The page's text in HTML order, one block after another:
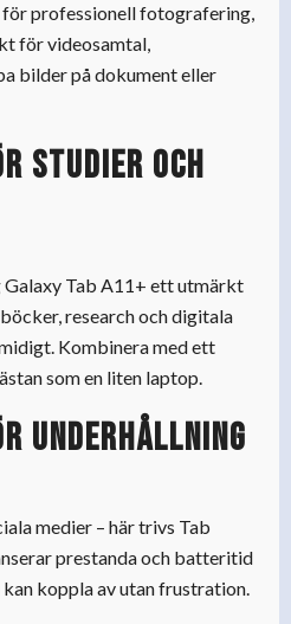
professionell fotografering,
för videosamtal,
bilder på dokument eller
studier och
Galaxy Tab A11+ ett utmärkt
research och digitala
Kombinera med ett
som en liten laptop.
underhållning
medier – här trivs Tab
prestanda och batteritid
koppla av utan frustration.